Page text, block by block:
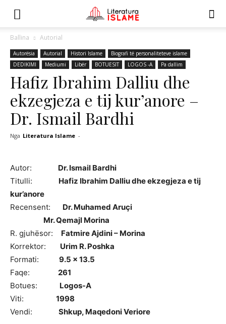
Ballina Autorial
Autorësia Autorial Histori Islame
Biografi të personaliteteve islame
DEDIKIMI
Mediumi Libër BOTUESIT LOGOS -A Pa dallim
Hafiz Ibrahim Dalliu dhe
ekzegjeza e tij kur’anore –
Dr. Ismail Bardhi
Nga Literatura Islame -
Autor: Dr. Ismail Bardhi
Titulli: Hafiz Ibrahim Dalliu dhe ekzegjeza e tij
kur’anore
Recensent: Dr. Muhamed Aruçi
Mr. Qemajl Morina
R. gjuhësor: Fatmire Ajdini – Morina
Korrektor: Urim R. Poshka
Formati: 9.5 x 13.5
Faqe: 261
Botues: Logos-A
Viti: 1998
Vendi: Shkup, Maqedoni Veriore